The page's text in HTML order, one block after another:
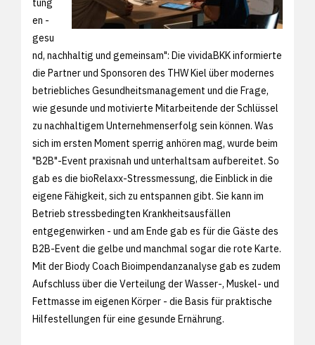
tung
en -
gesu
nd, nachhaltig und gemeinsam": Die vividaBKK informierte
die Partner und Sponsoren des THW Kiel über modernes
betriebliches Gesundheitsmanagement und die Frage,
wie gesunde und motivierte Mitarbeitende der Schlüssel
zu nachhaltigem Unternehmenserfolg sein können. Was
sich im ersten Moment sperrig anhören mag, wurde beim
"B2B"-Event praxisnah und unterhaltsam aufbereitet. So
gab es die bioRelaxx-Stressmessung, die Einblick in die
eigene Fähigkeit, sich zu entspannen gibt. Sie kann im
Betrieb stressbedingten Krankheitsausfällen
entgegenwirken - und am Ende gab es für die Gäste des
B2B-Event die gelbe und manchmal sogar die rote Karte.
Mit der Biody Coach Bioimpendanzanalyse gab es zudem
Aufschluss über die Verteilung der Wasser-, Muskel- und
Fettmasse im eigenen Körper - die Basis für praktische
Hilfestellungen für eine gesunde Ernährung.